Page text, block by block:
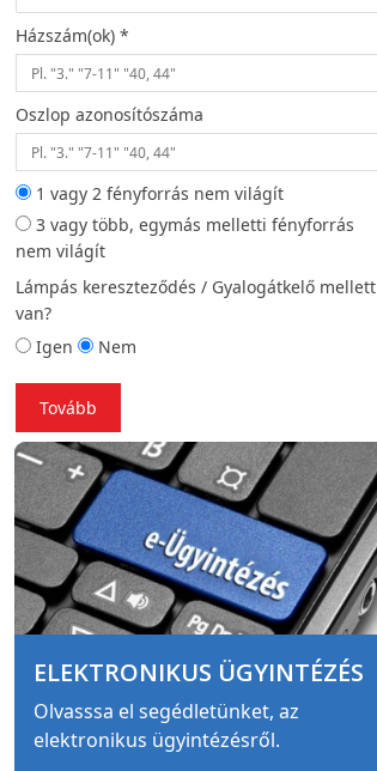
Házszám(ok) *
Oszlop azonosítószáma
1 vagy 2 fényforrás nem világít
3 vagy több, egymás melletti fényforrás
nem világít
Lámpás kereszteződés / Gyalogátkelő mellett
van?
Igen
Nem
Tovább
ELEKTRONIKUS ÜGYINTÉZÉS
Olvasssa el segédletünket, az
elektronikus ügyintézésről.